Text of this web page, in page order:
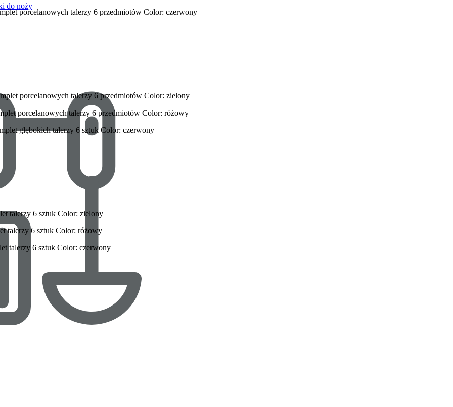
do noży
porcelanowych talerzy 6 przedmiotów Color: czerwony
porcelanowych talerzy 6 przedmiotów Color: zielony
porcelanowych talerzy 6 przedmiotów Color: różowy
głębokich talerzy 6 sztuk Color: czerwony
talerzy 6 sztuk Color: zielony
talerzy 6 sztuk Color: różowy
talerzy 6 sztuk Color: czerwony